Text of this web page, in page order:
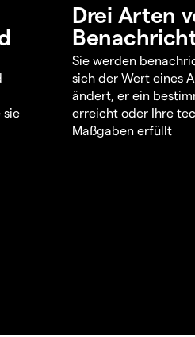
sie
Drei Arten
Sie werden
sich der Wert eines
ändert, er ein
erreicht oder Ihre
Maßgaben erfüllt